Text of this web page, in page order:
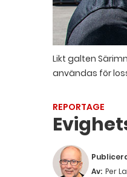
Likt galten
användas för
REPORTAGE
Av: Per